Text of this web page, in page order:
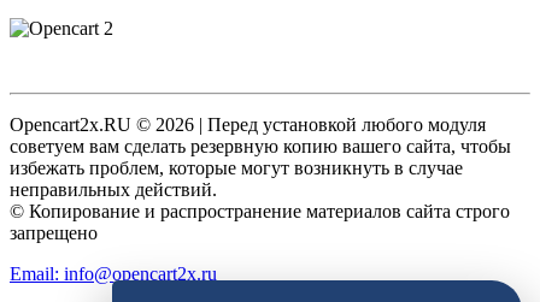
Opencart2x.RU © 2026 | Перед установкой любого модуля
советуем вам сделать резервную копию вашего сайта, чтобы
избежать проблем, которые могут возникнуть в случае
неправильных действий.
© Копирование и распространение материалов сайта строго
запрещено
Email: info@opencart2x.ru